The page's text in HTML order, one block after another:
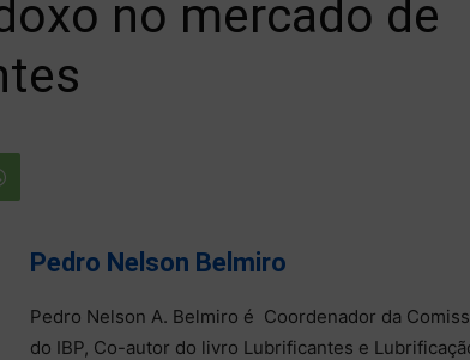
no mercado de
Pedro Nelson Belmiro
Pedro Nelson A. Belmiro é Coordenador da
do IBP, Co-autor do livro Lubrificantes e